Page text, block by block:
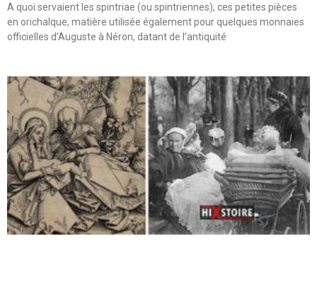
A quoi servaient les spintriae (ou spintriennes), ces petites pièces
en orichalque, matière utilisée également pour quelques monnaies
officielles d’Auguste à Néron, datant de l’antiquité